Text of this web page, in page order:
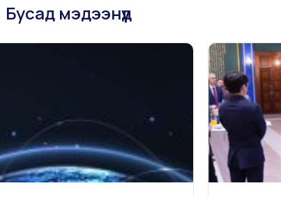
Бусад мэдээнүүд